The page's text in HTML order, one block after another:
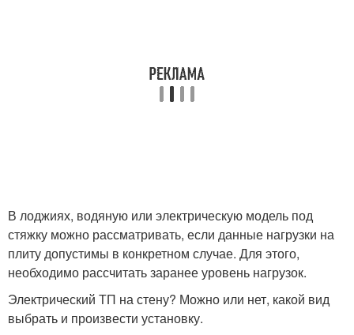
В лоджиях, водяную или электрическую модель под
стяжку можно рассматривать, если данные нагрузки на
плиту допустимы в конкретном случае. Для этого,
необходимо рассчитать заранее уровень нагрузок.
Электрический ТП на стену? Можно или нет, какой вид
выбрать и произвести установку.